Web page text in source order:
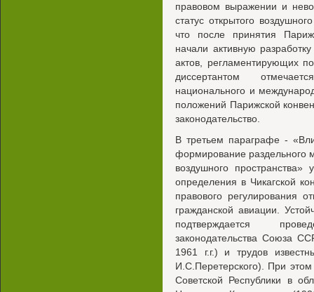
правовом выражении и
статус открытого
что после принятия
начали активную
актов, регламентирующих
диссертантом
национального и
положений Парижской
законодательство.
В третьем параграфе -
формирование раздельного
воздушного пространства»
определения в Чикагской
правового регулирования
гражданской авиации.
подтверждается
законодательства Союза
1961 г.г.) и трудов
И.С.Перетерского). При
Советской Республики в